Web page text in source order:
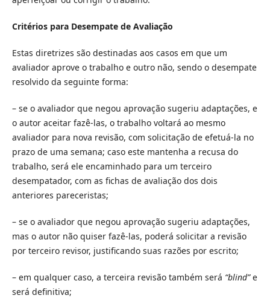
Critérios para Desempate de Avaliação
Estas diretrizes são destinadas aos casos em que um
avaliador aprove o trabalho e outro não, sendo o desempate
resolvido da seguinte forma:
– se o avaliador que negou aprovação sugeriu adaptações, e
o autor aceitar fazê-las, o trabalho voltará ao mesmo
avaliador para nova revisão, com solicitação de efetuá-la no
prazo de uma semana; caso este mantenha a recusa do
trabalho, será ele encaminhado para um terceiro
desempatador, com as fichas de avaliação dos dois
anteriores pareceristas;
– se o avaliador que negou aprovação sugeriu adaptações,
mas o autor não quiser fazê-las, poderá solicitar a revisão
por terceiro revisor, justificando suas razões por escrito;
– em qualquer caso, a terceira revisão também será “blind”e
será definitiva;